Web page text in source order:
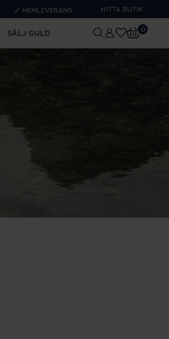
HEMLEVERANS HITTA BUTIK
SÄLJ GULD 0